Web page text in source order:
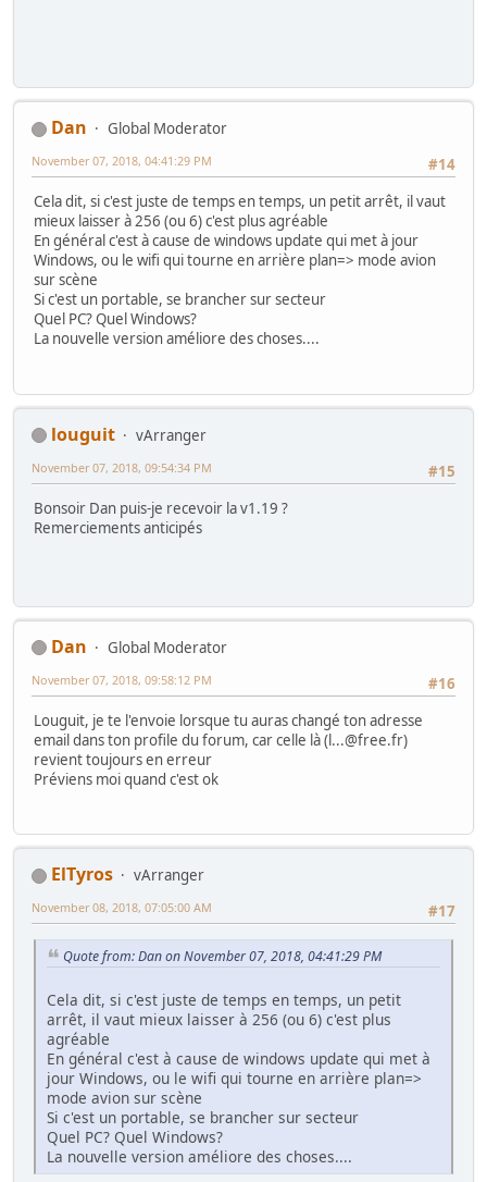
Dan
Global Moderator
#14
November 07, 2018, 04:41:29 PM
Cela dit, si c'est juste de temps en temps, un petit arrêt, il vaut
mieux laisser à 256 (ou 6) c'est plus agréable
En général c'est à cause de windows update qui met à jour
Windows, ou le wifi qui tourne en arrière plan=> mode avion
sur scène
Si c'est un portable, se brancher sur secteur
Quel PC? Quel Windows?
La nouvelle version améliore des choses....
louguit
vArranger
#15
November 07, 2018, 09:54:34 PM
Bonsoir Dan puis-je recevoir la v1.19 ?
Remerciements anticipés
Dan
Global Moderator
#16
November 07, 2018, 09:58:12 PM
Louguit, je te l'envoie lorsque tu auras changé ton adresse
email dans ton profile du forum, car celle là (l...@free.fr)
revient toujours en erreur
Préviens moi quand c'est ok
ElTyros
vArranger
#17
November 08, 2018, 07:05:00 AM
Quote from: Dan on November 07, 2018, 04:41:29 PM
Cela dit, si c'est juste de temps en temps, un petit
arrêt, il vaut mieux laisser à 256 (ou 6) c'est plus
agréable
En général c'est à cause de windows update qui met à
jour Windows, ou le wifi qui tourne en arrière plan=>
mode avion sur scène
Si c'est un portable, se brancher sur secteur
Quel PC? Quel Windows?
La nouvelle version améliore des choses....